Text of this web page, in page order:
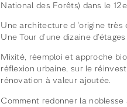
National des Forêts) dans le
Une architecture d ‘origine
Une Tour d’une dizaine
Mixité, réemploi et approche
réflexion urbaine, sur le
rénovation à valeur ajoutée.
Comment redonner la